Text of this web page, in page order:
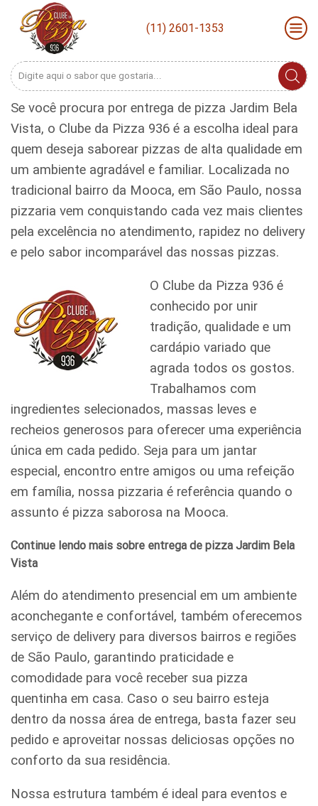
(11) 2601-1353
Search
Se você procura por entrega de pizza Jardim Bela
Vista, o Clube da Pizza 936 é a escolha ideal para
quem deseja saborear pizzas de alta qualidade em
um ambiente agradável e familiar. Localizada no
tradicional bairro da Mooca, em São Paulo, nossa
pizzaria vem conquistando cada vez mais clientes
pela excelência no atendimento, rapidez no delivery
e pelo sabor incomparável das nossas pizzas.
O Clube da Pizza 936 é
conhecido por unir
tradição, qualidade e um
cardápio variado que
agrada todos os gostos.
Trabalhamos com
ingredientes selecionados, massas leves e
recheios generosos para oferecer uma experiência
única em cada pedido. Seja para um jantar
especial, encontro entre amigos ou uma refeição
em família, nossa pizzaria é referência quando o
assunto é pizza saborosa na Mooca.
Continue lendo mais sobre entrega de pizza Jardim Bela
Vista
Além do atendimento presencial em um ambiente
aconchegante e confortável, também oferecemos
serviço de delivery para diversos bairros e regiões
de São Paulo, garantindo praticidade e
comodidade para você receber sua pizza
quentinha em casa. Caso o seu bairro esteja
dentro da nossa área de entrega, basta fazer seu
pedido e aproveitar nossas deliciosas opções no
conforto da sua residência.
Nossa estrutura também é ideal para eventos e